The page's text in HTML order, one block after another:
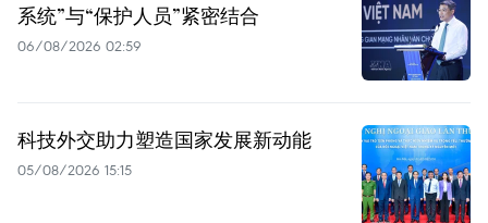
系统”与“保护人员”紧密结合
06/08/2026 02:59
科技外交助力塑造国家发展新动能
05/08/2026 15:15